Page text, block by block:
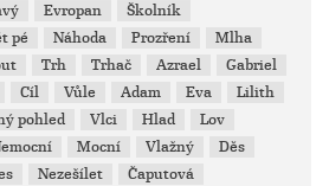
Evropan
Školník
pé Náhoda Prozření
Mlha
Trh Trhač Azrael
Gabriel
Cíl Vůle Adam Eva
Lilith
pohled Vlci Hlad
Lov
Mocní Vlažný
Děs
Nezešílet
Čaputová